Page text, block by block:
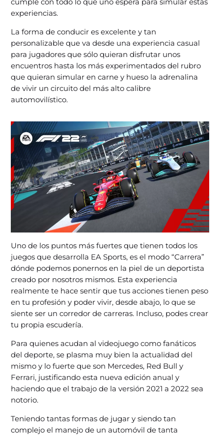
experiencias.
La forma de conducir es excelente y tan
personalizable que va desde una experiencia casual
para jugadores que sólo quieran disfrutar unos
encuentros hasta los más experimentados del rubro
que quieran simular en carne y hueso la adrenalina
de vivir un circuito del más alto calibre
automovilístico.
Uno de los puntos más fuertes que tienen todos los
juegos que desarrolla EA Sports, es el modo “Carrera”
dónde podemos ponernos en la piel de un deportista
creado por nosotros mismos. Esta experiencia
realmente te hace sentir que tus acciones tienen peso
en tu profesión y poder vivir, desde abajo, lo que se
siente ser un corredor de carreras. Incluso, podes crear
tu propia escudería.
Para quienes acudan al videojuego como fanáticos
del deporte, se plasma muy bien la actualidad del
mismo y lo fuerte que son Mercedes, Red Bull y
Ferrari, justificando esta nueva edición anual y
haciendo que el trabajo de la versión 2021 a 2022 sea
notorio.
Teniendo tantas formas de jugar y siendo tan
complejo el manejo de un automóvil de tanta